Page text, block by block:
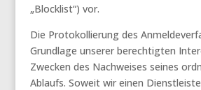
„Blocklist“) vor.
Die Protokollierung des
Grundlage unserer berechtigten
Zwecken des Nachweises seines
Ablaufs. Soweit wir einen